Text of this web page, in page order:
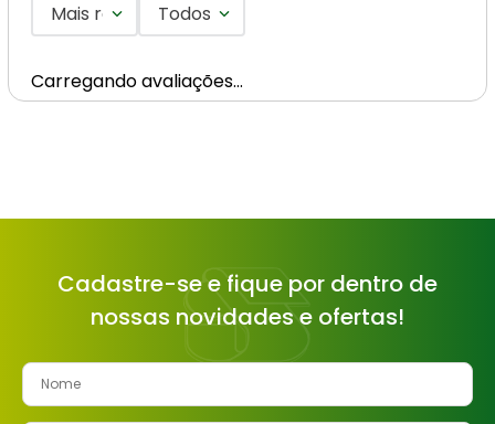
Mais recentesTodos
Carregando avaliações…
Cadastre-se e fique por dentro de
nossas novidades e ofertas!